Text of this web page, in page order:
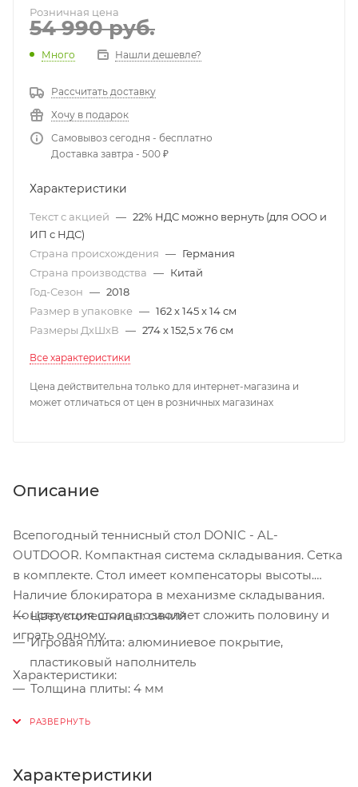
Розничная цена
54 990руб.
Много Нашли дешевле?
Рассчитать доставку
Хочу в подарок
Самовывоз сегодня - бесплатно
Доставка завтра - 500 ₽
Характеристики
Текст с акцией — 22% НДС можно вернуть (для ООО и
ИП с НДС)
Страна происхождения — Германия
Страна производства — Китай
Год-Сезон — 2018
Размер в упаковке — 162 x 145 x 14 см
Размеры ДхШхВ — 274 х 152,5 х 76 см
Все характеристики
Цена действительна только для интернет-магазина и
может отличаться от цен в розничных магазинах
Описание
Всепогодный теннисный стол DONIC - AL-
OUTDOOR. Компактная система складывания. Сетка
в комплекте. Стол имеет компенсаторы высоты.
Наличие блокиратора в механизме складывания.
Конструкция стола позволяет сложить половину и
играть одному.
Характеристики:
Цвет столешницы: синий
Игровая плита: алюминиевое покрытие,
пластиковый наполнитель
Толщина плиты: 4 мм
Сетка в комплекте
Характеристики